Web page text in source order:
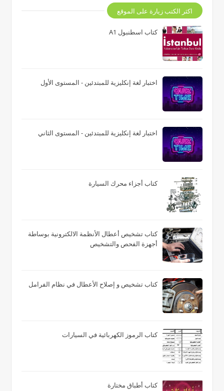
اكثر الكتب زيارة على الموقع
كتاب اسطنبول A1
اختبار لغة إنكليزية للمبتدئين - المستوى الأول
اختبار لغة إنكليزية للمبتدئين - المستوى الثاني
كتاب أجزاء محرك السيارة
كتاب تشخيص أعطال الأنظمة الالكترونية بوساطة
أجهزة الفحص والتشخيص
كتاب تشخيص و إصلاح الأعطال في نظام الفرامل
كتاب الرموز الكهربائية في السيارات
كتاب أطباق مختارة